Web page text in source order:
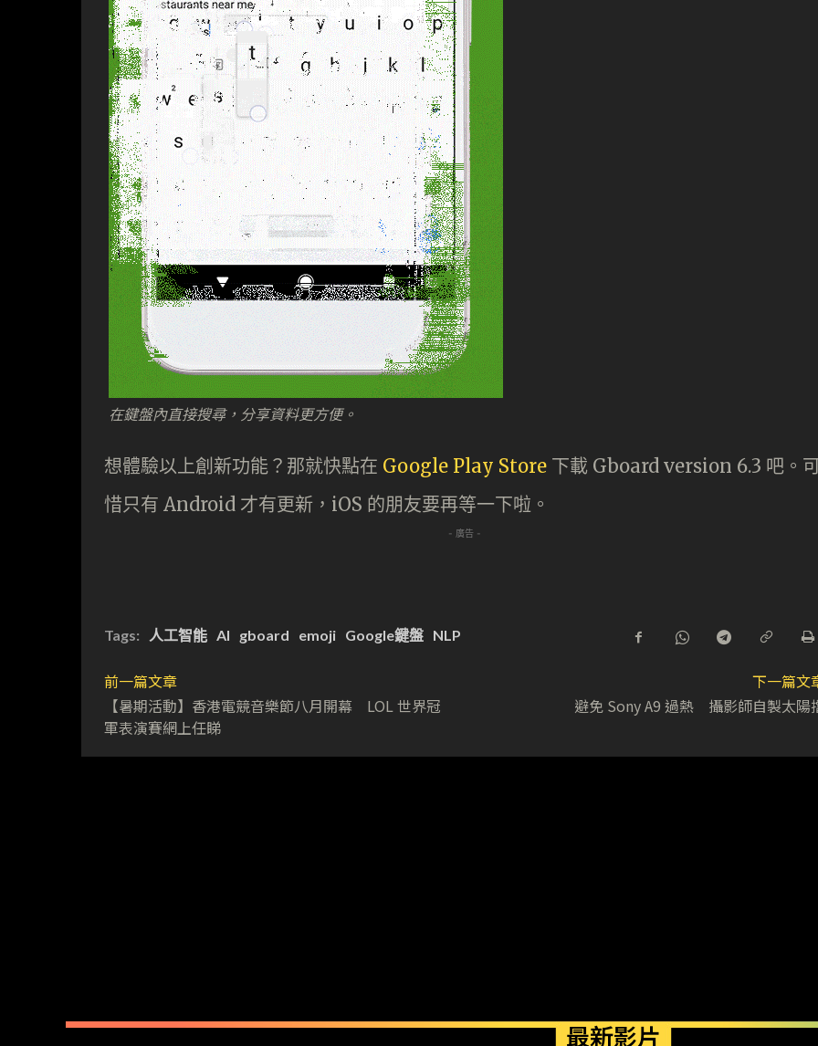
在鍵盤內直接搜尋，分享資料更方便。
想體驗以上創新功能？那就快點在 Google Play Store 下載 Gboard version 6.3 吧。
惜只有 Android 才有更新，iOS 的朋友要再等一下啦。
- 廣告 -
Tags: 人工智能 AI gboard emoji Google鍵盤 NLP
前一篇文章
【暑期活動】香港電競音樂節八月開幕 LOL 世界冠
軍表演賽網上任睇
下一篇文
避免 Sony A9 過熱 攝影師自製太陽
最新影片